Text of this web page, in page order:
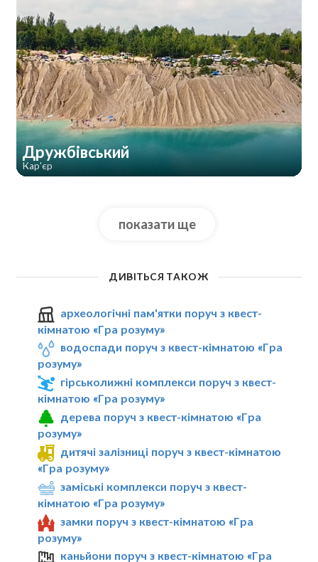
Дружбівський
Кар'єр
показати ще
ДИВІТЬСЯ ТАКОЖ
археологічні пам'ятки поруч з квест-
кімнатою «Гра розуму»
водоспади поруч з квест-кімнатою «Гра
розуму»
гірськолижні комплекси поруч з квест-
кімнатою «Гра розуму»
дерева поруч з квест-кімнатою «Гра
розуму»
дитячі залізниці поруч з квест-кімнатою
«Гра розуму»
заміські комплекси поруч з квест-
кімнатою «Гра розуму»
замки поруч з квест-кімнатою «Гра
розуму»
каньйони поруч з квест-кімнатою «Гра